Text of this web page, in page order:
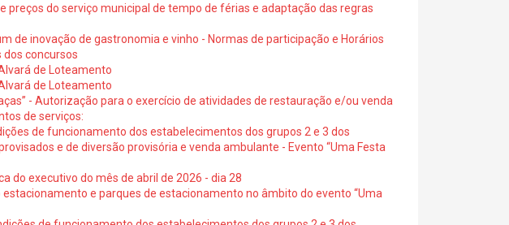
preços do serviço municipal de tempo de férias e adaptação das regras
de inovação de gastronomia e vinho - Normas de participação e Horários
dos concursos
de Loteamento
de Loteamento
- Autorização para o exercício de atividades de restauração e/ou venda
de serviços:
de funcionamento dos estabelecimentos dos grupos 2 e 3 dos
e de diversão provisória e venda ambulante - Evento “Uma Festa
do executivo do mês de abril de 2026 - dia 28
estacionamento e parques de estacionamento no âmbito do evento “Uma